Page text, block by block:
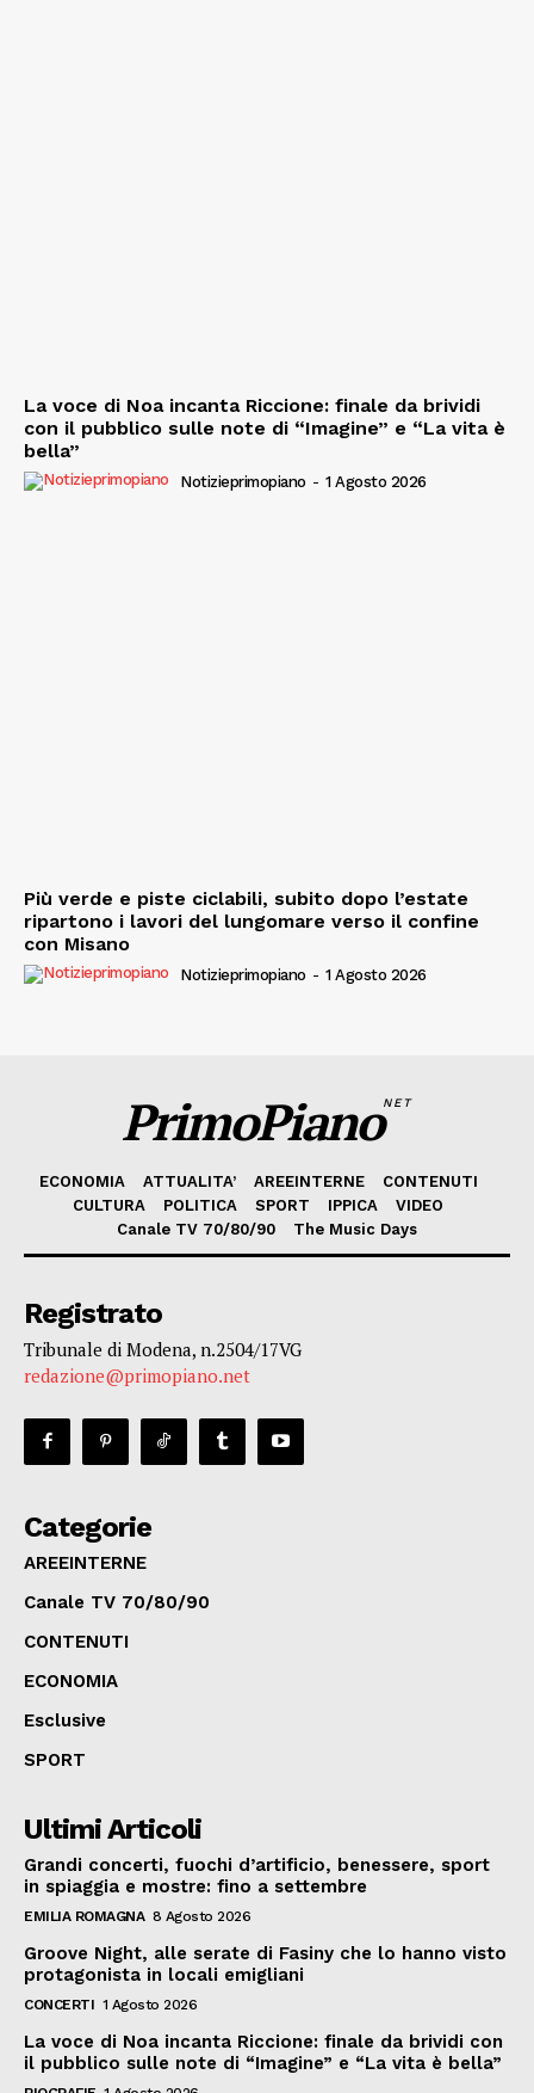
La voce di Noa incanta Riccione: finale da brividi
con il pubblico sulle note di “Imagine” e “La vita è
bella”
Notizieprimopiano - 1 Agosto 2026
Più verde e piste ciclabili, subito dopo l’estate
ripartono i lavori del lungomare verso il confine
con Misano
Notizieprimopiano - 1 Agosto 2026
PrimoPianoNET
ECONOMIA ATTUALITA’ AREEINTERNE
CONTENUTI
CULTURA
POLITICA SPORT IPPICA
VIDEO
Canale TV 70/80/90
The Music Days
Registrato
Tribunale di Modena, n.2504/17VG
redazione@primopiano.net
Categorie
AREEINTERNE
Canale TV 70/80/90
CONTENUTI
ECONOMIA
Esclusive
SPORT
Ultimi Articoli
Grandi concerti, fuochi d’artificio, benessere, sport
in spiaggia e mostre: fino a settembre
EMILIA ROMAGNA 8 Agosto 2026
Groove Night, alle serate di Fasiny che lo hanno visto
protagonista in locali emigliani
CONCERTI 1 Agosto 2026
La voce di Noa incanta Riccione: finale da brividi con
il pubblico sulle note di “Imagine” e “La vita è bella”